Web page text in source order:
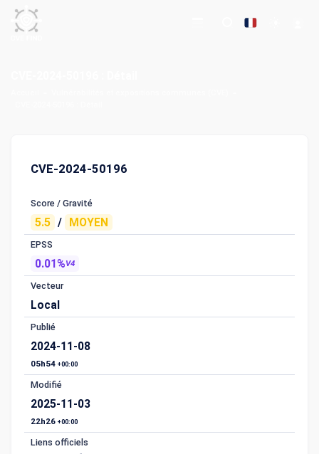
CVE-2024-50196
Score / Gravité
5.5 / MOYEN
EPSS
0.01%V4
Vecteur
Local
Publié
2024-11-08
05h54 +00:00
Modifié
2025-11-03
22h26 +00:00
Liens officiels